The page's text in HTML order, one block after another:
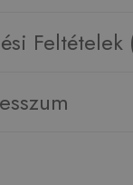
Feltételek